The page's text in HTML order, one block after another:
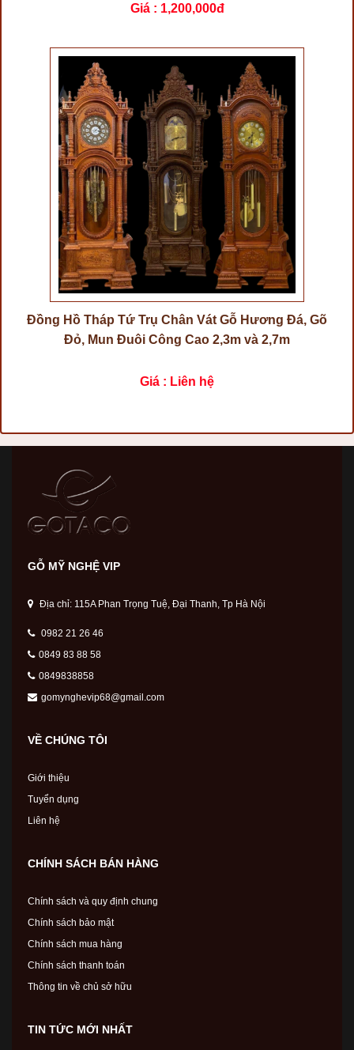
Giá : 1,200,000đ
Đồng Hồ Tháp Tứ Trụ Chân Vát Gỗ Hương Đá, Gõ
Đỏ, Mun Đuôi Công Cao 2,3m và 2,7m
Giá : Liên hệ
GỖ MỸ NGHỆ VIP
Địa chỉ: 115A Phan Trọng Tuệ, Đại Thanh, Tp Hà Nội
0982 21 26 46
0849 83 88 58
0849838858
gomynghevip68@gmail.com
VỀ CHÚNG TÔI
Giới thiệu
Tuyển dụng
Liên hệ
CHÍNH SÁCH BÁN HÀNG
Chính sách và quy định chung
Chính sách bảo mật
Chính sách mua hàng
Chính sách thanh toán
Thông tin về chủ sở hữu
TIN TỨC MỚI NHẤT